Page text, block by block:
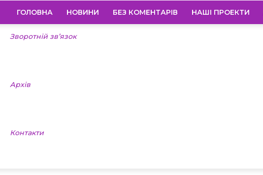
ГОЛОВНА НОВИНИ БЕЗ КОМЕНТАРІВ НАШІ ПРОЕКТИ
Зворотній зв’язок
Архів
Контакти